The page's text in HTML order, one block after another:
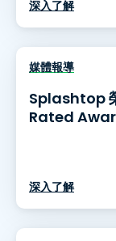
深入了解
媒體報導
Splashtop
Rated
深入了解